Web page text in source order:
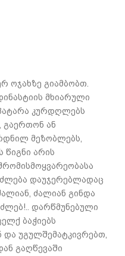
ოჯახზე გიამბობთ.
მხიარული
კურდღლებს
გაერთონ ან
მეზობლებს,
წიგნი არის
დაუჯერებლადაც
ძალიან გინდა
დარწმუნებული
ბაჭიებს
უგულშემატკივრებთ,
გაღწევაში